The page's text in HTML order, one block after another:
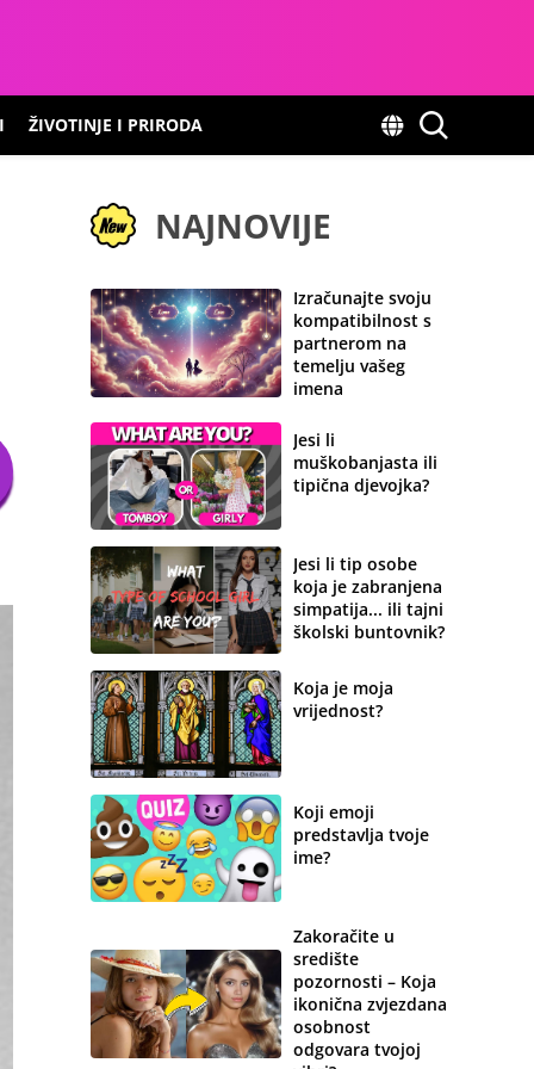
ŽIVOTINJE I PRIRODA
NAJNOVIJE
Izračunajte svoju
kompatibilnost s
partnerom na
temelju vašeg
imena
Jesi li
muškobanjasta ili
tipična djevojka?
Jesi li tip osobe
koja je zabranjena
simpatija... ili tajni
školski buntovnik?
Koja je moja
vrijednost?
Koji emoji
predstavlja tvoje
ime?
Zakoračite u
središte
pozornosti – Koja
ikonična zvjezdana
osobnost
odgovara tvojoj